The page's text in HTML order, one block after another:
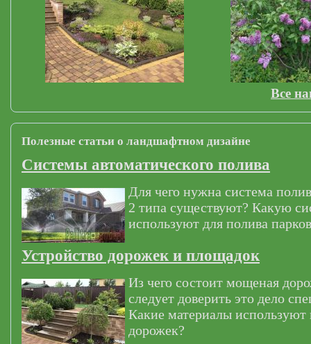
Все
Полезные статьи о ландшафтном дизайне
Системы автоматического полива
Для чего нужна система
2 типа существуют? Какую
используют для полива
Устройство дорожек и площадок
Из чего состоит мощеная
следует доверить это дело
Какие материалы
дорожек?